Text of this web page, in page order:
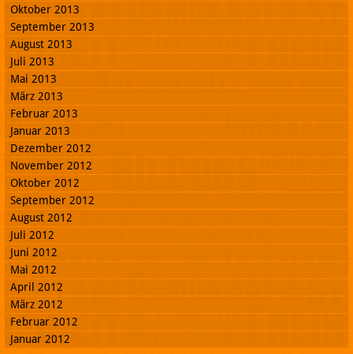
Oktober 2013
September 2013
August 2013
Juli 2013
Mai 2013
März 2013
Februar 2013
Januar 2013
Dezember 2012
November 2012
Oktober 2012
September 2012
August 2012
Juli 2012
Juni 2012
Mai 2012
April 2012
März 2012
Februar 2012
Januar 2012